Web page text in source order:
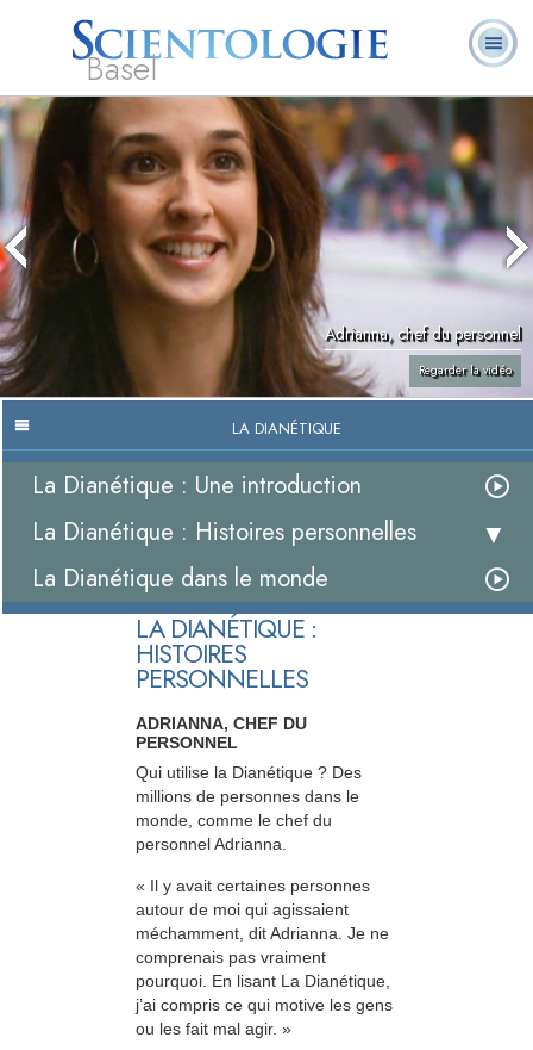
Basel
À
notre
sujet
L. Ron Hubbard
Qu’est-ce que la
Scientologie ?
Ministres
volontaires
Foire aux
questions
Adrianna, chef du personnel
Regarder la vidéo
LA DIANÉTIQUE
La Dianétique : Une introduction
La Dianétique : Histoires personnelles
La Dianétique dans le monde
LA DIANÉTIQUE :
HISTOIRES
PERSONNELLES
ADRIANNA, CHEF DU
PERSONNEL
Qui utilise la Dianétique ? Des
millions de personnes dans le
monde, comme le chef du
personnel Adrianna.
« Il y avait certaines personnes
autour de moi qui agissaient
méchamment, dit Adrianna. Je ne
comprenais pas vraiment
pourquoi. En lisant La Dianétique,
j’ai compris ce qui motive les gens
ou les fait mal agir. »